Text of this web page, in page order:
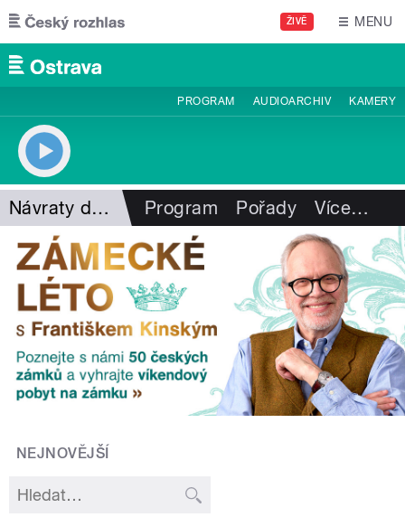
Přejít k hlavnímu obsahu
ŽIVĚ MENU
PROGRAM AUDIOARCHIV KAMERY
Návraty do minulosti Program Pořady Více…
NEJNOVĚJŠÍ